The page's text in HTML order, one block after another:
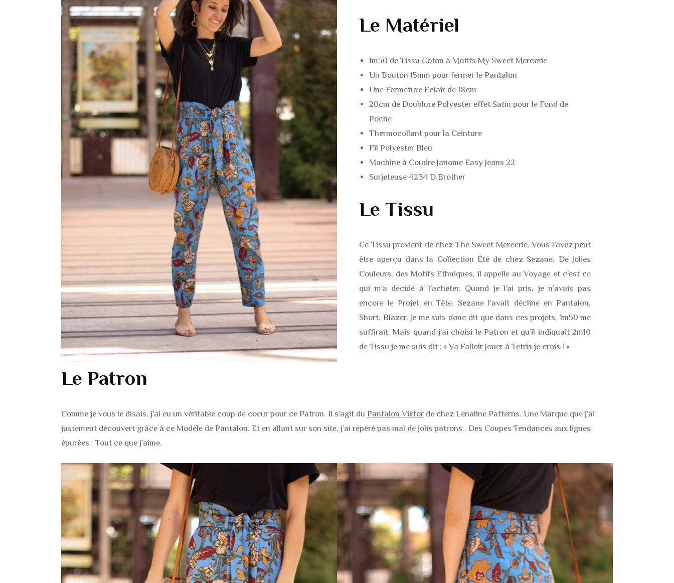
DESSOUS & MAILLOTS DE
BAIN
ACCESSOIRES
BODIES / MAILLOTS DE
BAIN
Le Matériel
1m50 de Tissu Coton à Motifs My Sweet Mercerie
Un Bouton 15mm pour fermer le Pantalon
Une Fermeture Eclair de 18cm
20cm de Doublure Polyester effet Satin pour le Fond de
Poche
Thermocollant pour la Ceinture
Fil Polyester Bleu
Machine à Coudre Janome Easy Jeans 22
Surjeteuse 4234 D Brother
Le Tissu
Ce Tissu provient de chez The Sweet Mercerie. Vous l’avez peut
être aperçu dans la Collection Été de chez Sezane. De Jolies
Couleurs, des Motifs Ethniques, il appelle au Voyage et c’est ce
qui m’a décidé à l’acheter. Quand je l’ai pris, je n’avais pas
encore le Projet en Tête. Sezane l’avait décliné en Pantalon,
Short, Blazer. Je me suis donc dit que dans ces projets, 1m50 me
suffirait. Mais quand j’ai choisi le Patron et qu’il indiquait 2m10
de Tissu je me suis dit : « Va Falloir Jouer à Tetris je crois ! »
Le Patron
Comme je vous le disais, j’ai eu un véritable coup de coeur pour ce Patron. Il s’agit du Pantalon Viktor de chez Lenaline Patterns. Une Marque que j’ai
justement découvert grâce à ce Modèle de Pantalon. Et en allant sur son site, j’ai repéré pas mal de jolis patrons.. Des Coupes Tendances aux lignes
épurées : Tout ce que j’aime.